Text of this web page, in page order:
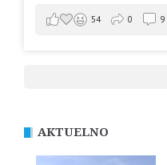
54 0 9
AKTUELNO